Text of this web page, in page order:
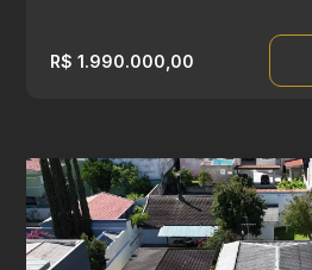
R$ 1.990.000,00